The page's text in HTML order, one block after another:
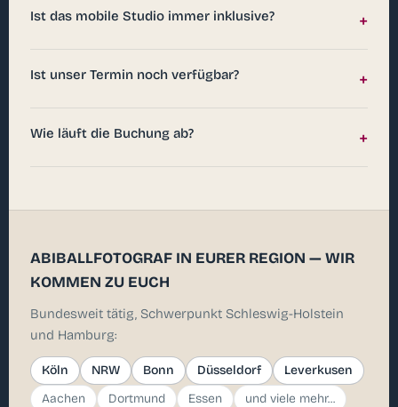
Ist das mobile Studio immer inklusive? +
Ist unser Termin noch verfügbar? +
Wie läuft die Buchung ab? +
ABIBALLFOTOGRAF IN EURER REGION — WIR
KOMMEN ZU EUCH
Bundesweit tätig, Schwerpunkt Schleswig-Holstein
und Hamburg:
Köln NRW Bonn Düsseldorf
Leverkusen
Aachen
Dortmund Essen und viele mehr...